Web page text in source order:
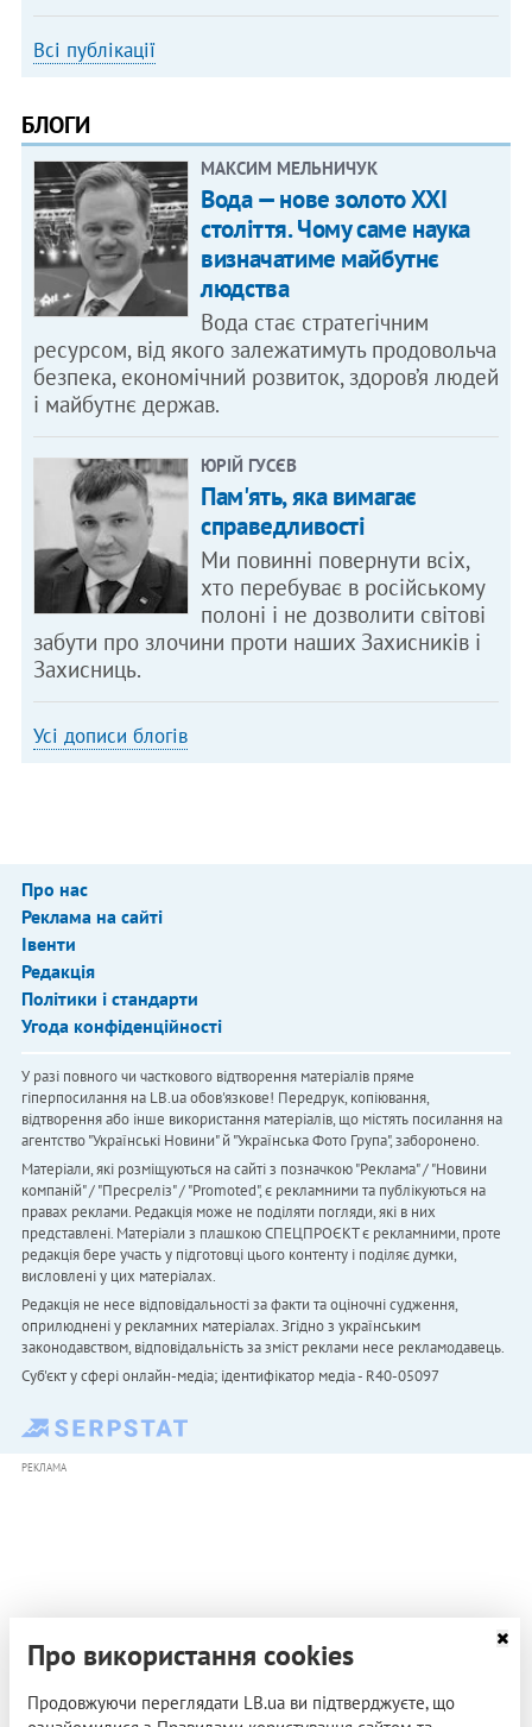
Всі публікації
БЛОГИ
МАКСИМ МЕЛЬНИЧУК
Вода — нове золото XXI
століття. Чому саме наука
визначатиме майбутнє
людства
Вода стає стратегічним
ресурсом, від якого залежатимуть продовольча
безпека, економічний розвиток, здоров’я людей
і майбутнє держав.
ЮРІЙ ГУСЄВ
Пам'ять, яка вимагає
справедливості
Ми повинні повернути всіх,
хто перебуває в російському
полоні і не дозволити світові
забути про злочини проти наших Захисників і
Захисниць.
Усі дописи блогів
Про нас
Реклама на сайті
Івенти
Редакція
Політики і стандарти
Угода конфіденційності
У разі повного чи часткового відтворення матеріалів пряме
гіперпосилання на LB.ua обов'язкове! Передрук, копіювання,
відтворення або інше використання матеріалів, що містять посилання на
агентство "Українськi Новини" й "Українська Фото Група", заборонено.
Матеріали, які розміщуються на сайті з позначкою "Реклама" / "Новини
компаній" / "Пресреліз" / "Promoted", є рекламними та публікуються на
правах реклами. Редакція може не поділяти погляди, які в них
представлені. Матеріали з плашкою СПЕЦПРОЄКТ є рекламними, проте
редакція бере участь у підготовці цього контенту і поділяє думки,
висловлені у цих матеріалах.
Редакція не несе відповідальності за факти та оціночні судження,
оприлюднені у рекламних матеріалах. Згідно з українським
законодавством, відповідальність за зміст реклами несе рекламодавець.
Cуб'єкт у сфері онлайн-медіа; ідентифікатор медіа - R40-05097
РЕКЛАМА
Про використання cookies
Продовжуючи переглядати LB.ua ви підтверджуєте, що